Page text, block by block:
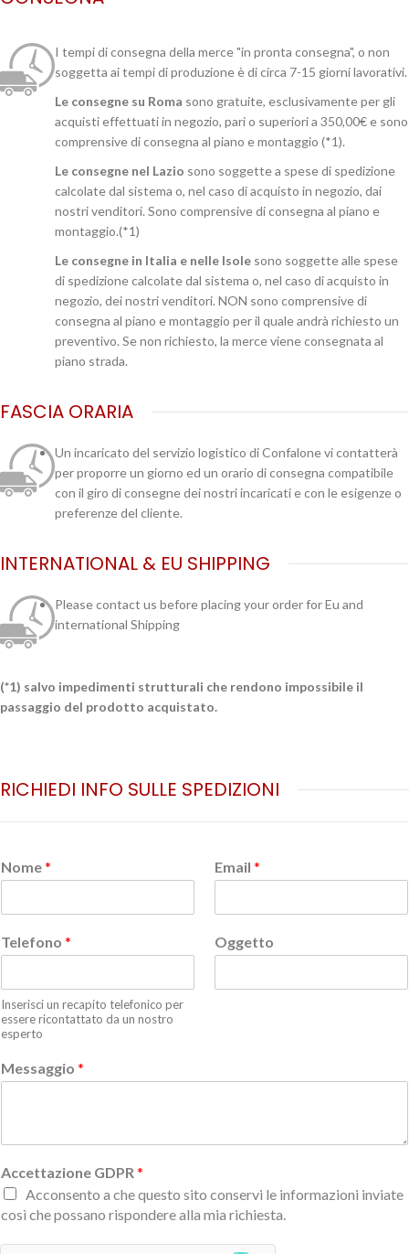
I tempi di consegna della merce "in pronta consegna", o non
soggetta ai tempi di produzione è di circa 7-15 giorni lavorativi.
Le consegne su Roma sono gratuite, esclusivamente per gli
acquisti effettuati in negozio, pari o superiori a 350,00€ e sono
comprensive di consegna al piano e montaggio (*1).
Le consegne nel Lazio sono soggette a spese di spedizione
calcolate dal sistema o, nel caso di acquisto in negozio, dai
nostri venditori. Sono comprensive di consegna al piano e
montaggio.(*1)
Le consegne in Italia e nelle Isole sono soggette alle spese
di spedizione calcolate dal sistema o, nel caso di acquisto in
negozio, dei nostri venditori. NON sono comprensive di
consegna al piano e montaggio per il quale andrà richiesto un
preventivo. Se non richiesto, la merce viene consegnata al
piano strada.
FASCIA ORARIA
Un incaricato del servizio logistico di Confalone vi contatterà
per proporre un giorno ed un orario di consegna compatibile
con il giro di consegne dei nostri incaricati e con le esigenze o
preferenze del cliente.
INTERNATIONAL & EU SHIPPING
Please contact us before placing your order for Eu and
international Shipping
(*1) salvo impedimenti strutturali che rendono impossibile il
passaggio del prodotto acquistato.
RICHIEDI INFO SULLE SPEDIZIONI
Nome* Email *
Telefono *
Inserisci un recapito telefonico per
essere ricontattato da un nostro
esperto
Oggetto
Messaggio *
Accettazione GDPR *
Acconsento a che questo sito conservi le informazioni inviate
così che possano rispondere alla mia richiesta.